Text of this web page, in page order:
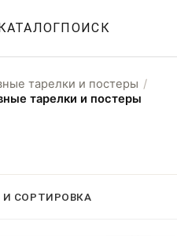
ПОИСК
тарелки и постеры /
тарелки и постеры
СОРТИРОВКА